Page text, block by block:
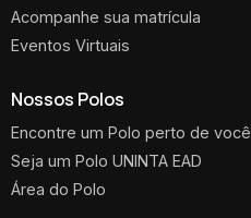
Acompanhe sua matrícula
Eventos Virtuais
Nossos Polos
Encontre um Polo perto de você
Seja um Polo UNINTA EAD
Área do Polo